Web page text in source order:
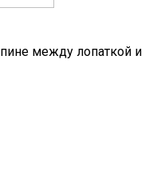
между лопаткой и